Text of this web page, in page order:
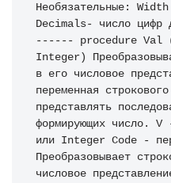
Необязательные:
Decimals- число
------ procedure Val
Integer)
в его числовое
переменная
представлять
формирующих число.
или Integer Code -
Преобразовывает
числовое